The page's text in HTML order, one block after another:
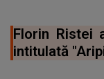
Florin Ristei
intitulată